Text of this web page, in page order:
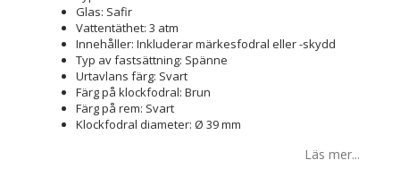
Glas: Safir
Vattentäthet: 3 atm
Innehåller: Inkluderar märkesfodral eller -skydd
Typ av fastsättning: Spänne
Urtavlans färg: Svart
Färg på klockfodral: Brun
Färg på rem: Svart
Klockfodral diameter: Ø 39 mm
Läs mer...